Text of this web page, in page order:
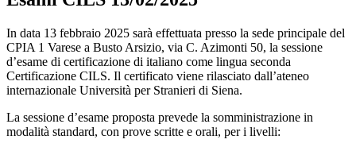
In data 13 febbraio 2025 sarà effettuata presso la sede principale del
CPIA 1 Varese a Busto Arsizio, via C. Azimonti 50, la sessione
d’esame di certificazione di italiano come lingua seconda
Certificazione CILS. Il certificato viene rilasciato dall’ateneo
internazionale Università per Stranieri di Siena.
La sessione d’esame proposta prevede la somministrazione in
modalità standard, con prove scritte e orali, per i livelli: